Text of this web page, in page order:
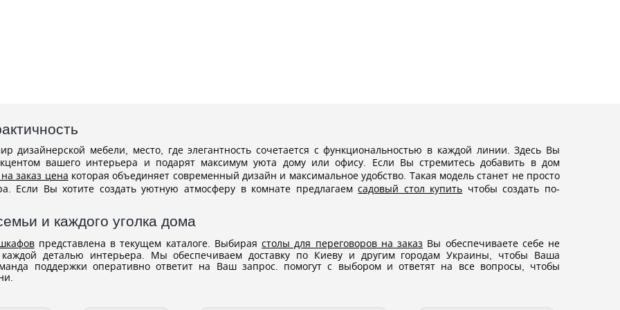
дизайнерской мебели, место, где элегантность сочетается с функциональностью в каждой линии. Здесь Вы
вашего интерьера и подарят максимум уюта дому или офису. Если Вы стремитесь добавить в дом
заказ цена которая объединяет современный дизайн и максимальное удобство. Такая модель станет не просто
Если Вы хотите создать уютную атмосферу в комнате предлагаемсадовый стол купить чтобы создать по-
и каждого уголка дома
представлена в текущем каталоге. Выбираястолы для переговоров на заказ Вы обеспечиваете себе не
каждой деталью интерьера. Мы обеспечиваем доставку по Киеву и другим городам Украины, чтобы Ваша
поддержки оперативно ответит на Ваш запрос. помогут с выбором и ответят на все вопросы, чтобы